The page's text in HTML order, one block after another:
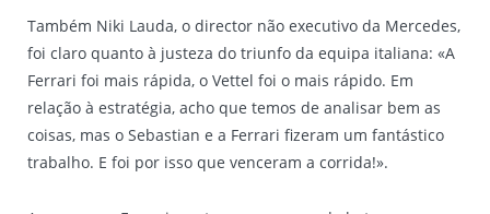
Também Niki Lauda, o director não executivo da Mercedes,
foi claro quanto à justeza do triunfo da equipa italiana: «A
Ferrari foi mais rápida, o Vettel foi o mais rápido. Em
relação à estratégia, acho que temos de analisar bem as
coisas, mas o Sebastian e a Ferrari fizeram um fantástico
trabalho. E foi por isso que venceram a corrida!».